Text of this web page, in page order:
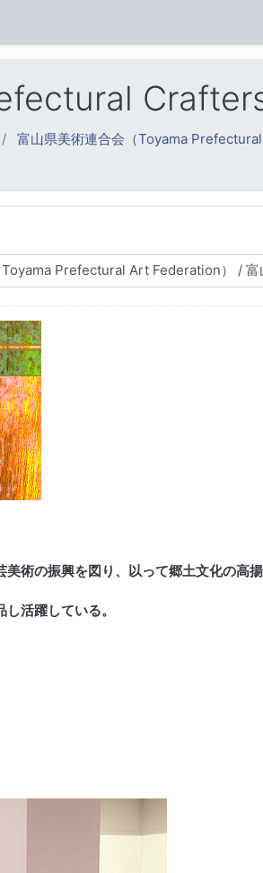
富山県美術連合会（Toyama
術の振興を図り、以って郷土文化の高
活躍している。